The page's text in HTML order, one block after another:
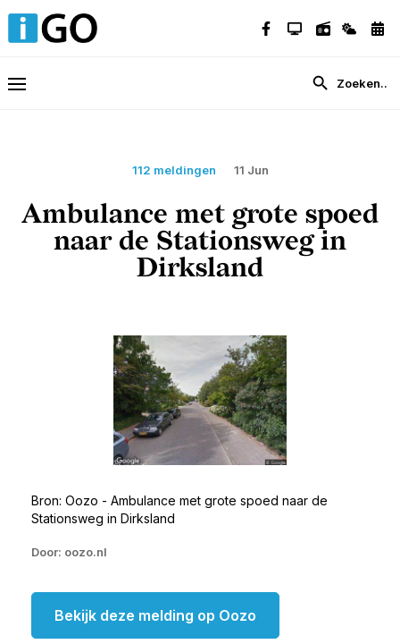
112 meldingen 11 Jun
Ambulance met grote spoed
naar de Stationsweg in
Dirksland
Bron: Oozo - Ambulance met grote spoed naar de
Stationsweg in Dirksland
Door: oozo.nl
Bekijk deze melding op Oozo